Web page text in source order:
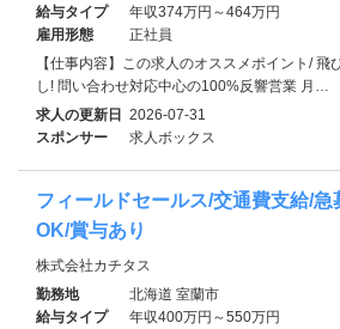
給与タイプ
年収374万円～464万円
雇用形態
正社員
【仕事内容】この求人のオススメポイント/ 飛
し! 問い合わせ対応中心の100%反響営業 月…
求人の更新日 2026-07-31
スポンサー
求人ボックス
フィールドセールス/交通費支給/急
OK/賞与あり
株式会社カチタス
勤務地
北海道 室蘭市
給与タイプ
年収400万円～550万円